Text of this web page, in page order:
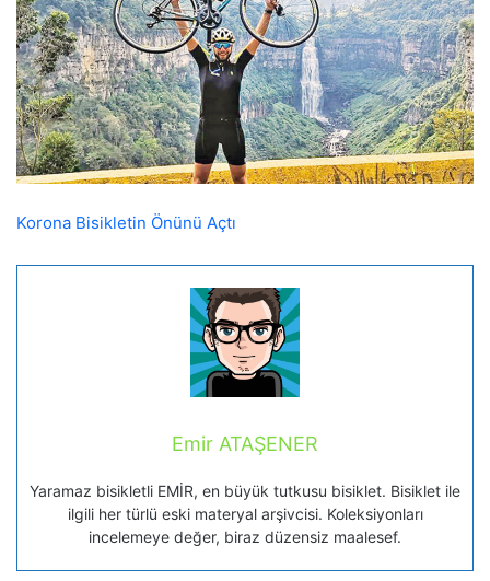
Korona Bisikletin Önünü Açtı
Emir ATAŞENER
Yaramaz bisikletli EMİR, en büyük tutkusu bisiklet. Bisiklet ile
ilgili her türlü eski materyal arşivcisi. Koleksiyonları
incelemeye değer, biraz düzensiz maalesef.